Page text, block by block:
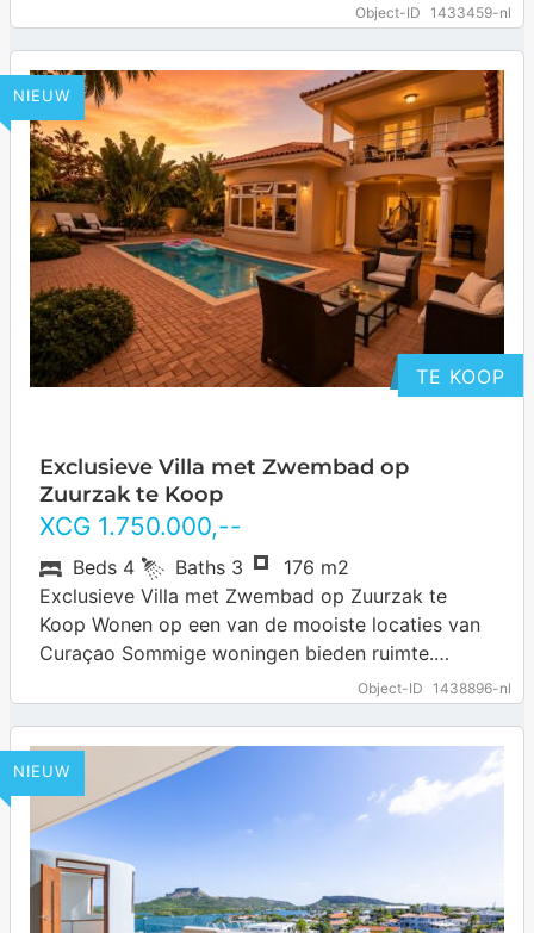
Object-ID 1433459-nl
Zwembaden op Boca Gentil te Koop.…… more
NIEUW
TE KOOP
Exclusieve Villa met Zwembad op
Zuurzak te Koop
XCG 1.750.000,--
Object-ID 1438896-nl
Beds 4 Baths 3
176 m2
Exclusieve Villa met Zwembad op Zuurzak te
Koop Wonen op een van de mooiste locaties van
Curaçao Sommige woningen bieden ruimte.
Andere bieden rust. Deze villa biedt beide.…
… more
NIEUW